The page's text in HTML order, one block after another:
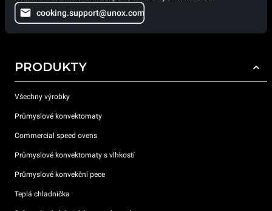
cooking.support@unox.com
PRODUKTY
Všechny výrobky
Průmyslové konvektomaty
Commercial speed ovens
Průmyslové konvektomaty s vlhkostí
Průmyslové konvekční pece
Teplá chladnička